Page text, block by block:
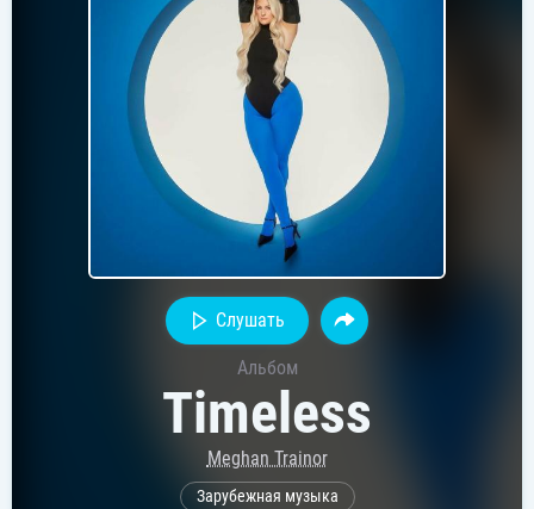
Слушать
Альбом
Timeless
Meghan Trainor
Зарубежная музыка